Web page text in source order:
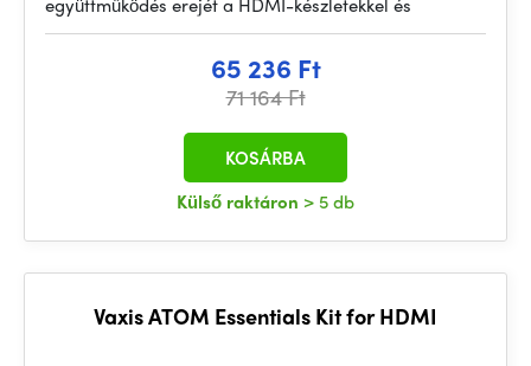
65 236 Ft
71 164 Ft
Külső raktáron > 5 db
KOSÁRBA
Vaxis ATOM Essentials Kit for HDMI